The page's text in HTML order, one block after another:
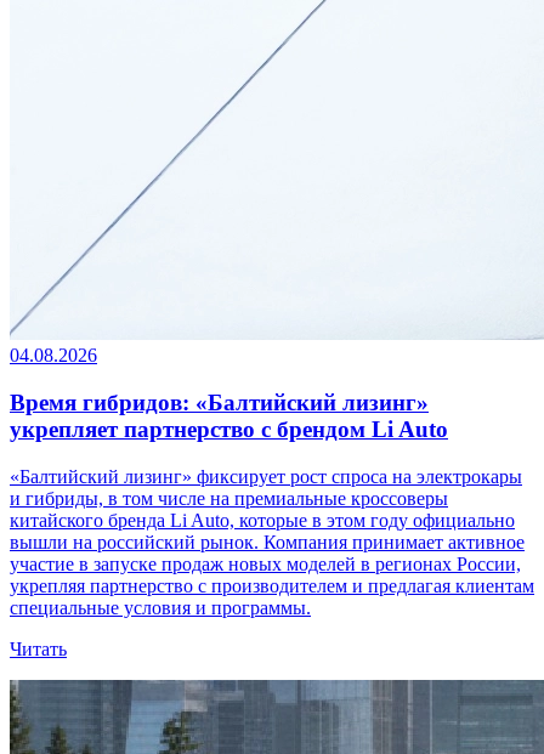
04.08.2026
Время гибридов: «Балтийский лизинг»
укрепляет партнерство с брендом Li Auto
«Балтийский лизинг» фиксирует рост спроса на электрокары
и гибриды, в том числе на премиальные кроссоверы
китайского бренда Li Auto, которые в этом году официально
вышли на российский рынок. Компания принимает активное
участие в запуске продаж новых моделей в регионах России,
укрепляя партнерство с производителем и предлагая клиентам
специальные условия и программы.
Читать